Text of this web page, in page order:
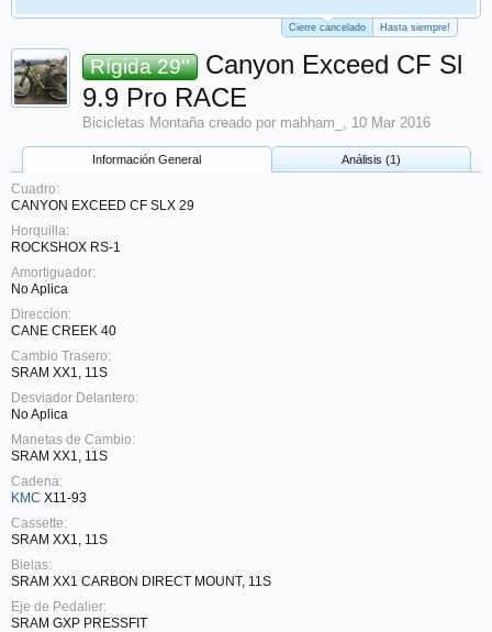
Cierre cancelado Hasta siempre!
Rígida 29''
Canyon Exceed CF Sl
9.9 Pro RACE
Bicicletas Montaña creado por mahham_ , 10 Mar 2016
Información General Análisis (1)
Cuadro:
CANYON EXCEED CF SLX 29
Horquilla:
ROCKSHOX RS-1
Amortiguador:
No Aplica
Direccíon:
CANE CREEK 40
Cambio Trasero:
SRAM XX1, 11S
Desviador Delantero:
No Aplica
Manetas de Cambio:
SRAM XX1, 11S
Cadena:
KMC X11-93
Cassette:
SRAM XX1, 11S
Bielas:
SRAM XX1 CARBON DIRECT MOUNT, 11S
Eje de Pedalier:
SRAM GXP PRESSFIT